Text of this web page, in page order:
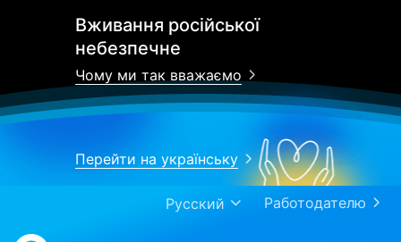
Вживання російської
небезпечне
Чому ми так вважаємо
Перейти на українську
Работодателю
Русский
Work.ua